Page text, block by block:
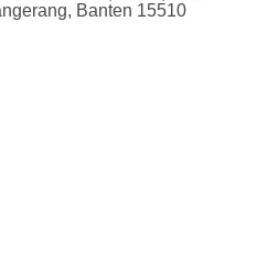
Banten 15510